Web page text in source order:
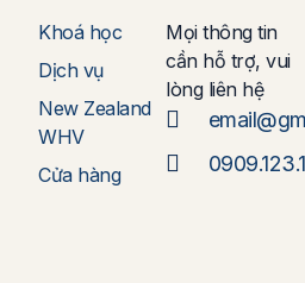
Khoá học
Dịch vụ
New Zealand
WHV
Cửa hàng
Mọi thông tin
cần hỗ trợ, vui
lòng liên hệ